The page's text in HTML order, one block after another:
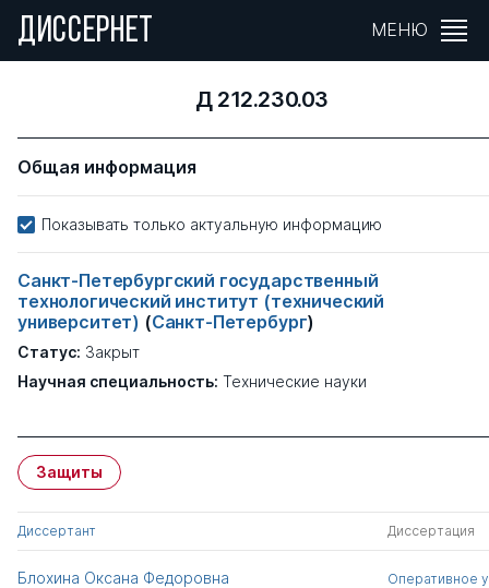
ДИССЕРНЕТ МЕНЮ
Д 212.230.03
Общая информация
Показывать только актуальную информацию
Санкт-Петербургский государственный
технологический институт (технический
университет) (Санкт-Петербург)
Статус: Закрыт
Научная специальность: Технические науки
Защиты
Диссертант Диссертация
Блохина Оксана Федоровна
Оперативное